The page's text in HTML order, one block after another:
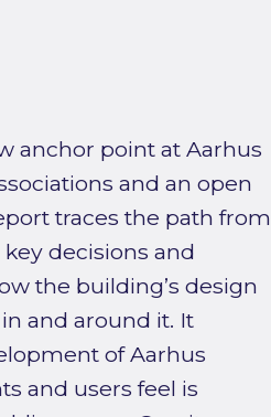
anchor point at Aarhus
and an open
traces the path from
decisions and
the building’s design
and around it. It
of Aarhus
and users feel is